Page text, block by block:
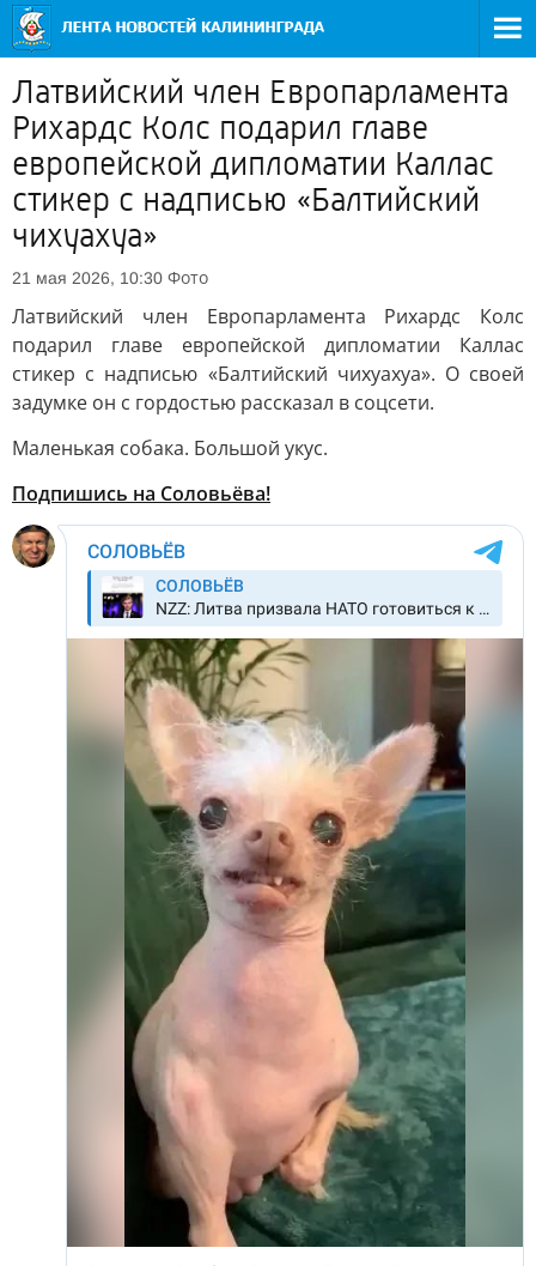
Латвийский член Европарламента
Рихардс Колс подарил главе
европейской дипломатии Каллас
стикер с надписью «Балтийский
чихуахуа»
21 мая 2026, 10:30 Фото
Латвийский член Европарламента Рихардс Колс
подарил главе европейской дипломатии Каллас
стикер с надписью «Балтийский чихуахуа». О своей
задумке он с гордостью рассказал в соцсети.
Маленькая собака. Большой укус.
Подпишись на Соловьёва!